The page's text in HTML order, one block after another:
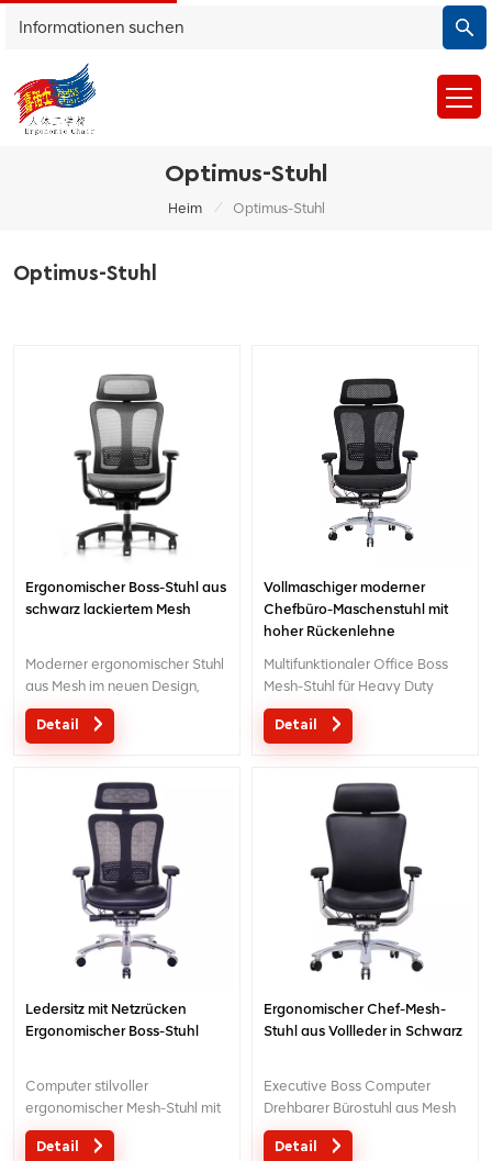
Optimus-Stuhl
Heim / Optimus-Stuhl
Optimus-Stuhl
Ergonomischer Boss-Stuhl aus
schwarz lackiertem Mesh
Moderner ergonomischer Stuhl
aus Mesh im neuen Design,
hergestellt in China
Detail
Vollmaschiger moderner
Chefbüro-Maschenstuhl mit
hoher Rückenlehne
Multifunktionaler Office Boss
Mesh-Stuhl für Heavy Duty
People
Detail
Ledersitz mit Netzrücken
Ergonomischer Boss-Stuhl
Computer stilvoller
ergonomischer Mesh-Stuhl mit
verstellbarer Kopfstütze für
Chef oder Manager
Detail
Ergonomischer Chef-Mesh-
Stuhl aus Vollleder in Schwarz
Executive Boss Computer
Drehbarer Bürostuhl aus Mesh
Detail